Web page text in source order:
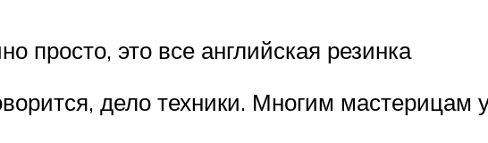
просто, это все английская резинка
дело техники. Многим мастерицам